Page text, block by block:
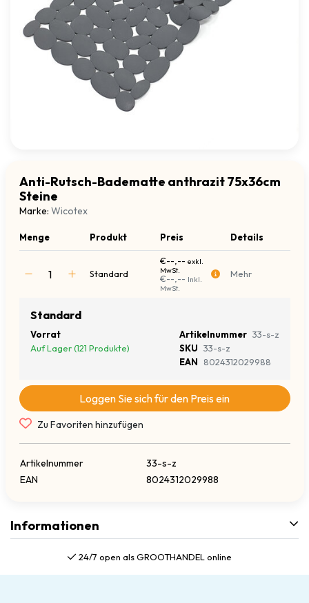
Anti-Rutsch-Badematte anthrazit 75x36cm
Steine
Marke: Wicotex
Menge Produkt Preis Details
Standard
€--,-- exkl.
MwSt.
€--,-- Inkl.
MwSt.
Mehr
Standard
Vorrat
Auf Lager (121 Produkte)
Artikelnummer 33-s-z
SKU 33-s-z
EAN
8024312029988
Loggen Sie sich für den Preis ein
Zu Favoriten hinzufügen
Artikelnummer
33-s-z
EAN
8024312029988
Informationen
24/7 open als GROOTHANDEL online